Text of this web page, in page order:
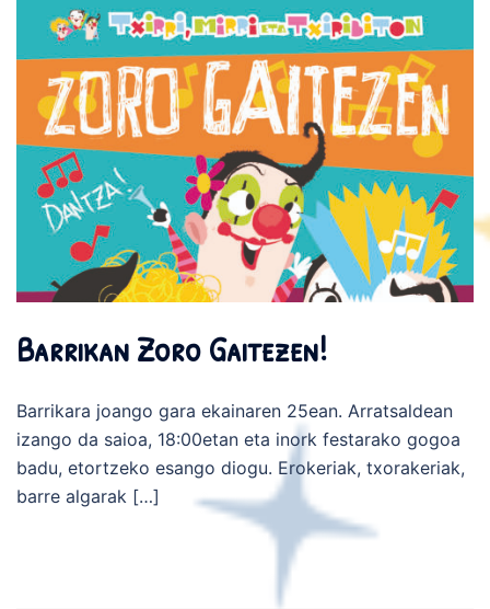
Barrikan Zoro Gaitezen!
Barrikara joango gara ekainaren 25ean. Arratsaldean
izango da saioa, 18:00etan eta inork festarako gogoa
badu, etortzeko esango diogu. Erokeriak, txorakeriak,
barre algarak […]